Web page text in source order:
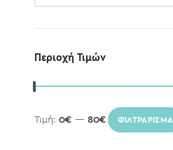
Περιοχή Τιμών
ΦΙΛΤΡΆΡΙΣΜΑ
Τιμή: 0€ — 80€